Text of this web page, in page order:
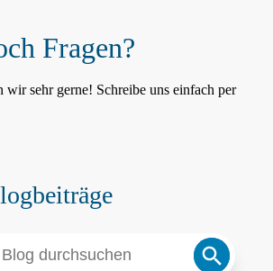
Fragen?
wir sehr gerne! Schreibe uns einfach per
Search
Button